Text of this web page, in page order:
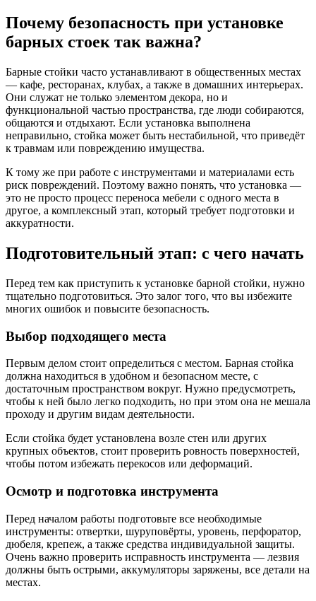
Почему безопасность при установке
барных стоек так важна?
Барные стойки часто устанавливают в общественных местах
— кафе, ресторанах, клубах, а также в домашних интерьерах.
Они служат не только элементом декора, но и
функциональной частью пространства, где люди собираются,
общаются и отдыхают. Если установка выполнена
неправильно, стойка может быть нестабильной, что приведёт
к травмам или повреждению имущества.
К тому же при работе с инструментами и материалами есть
риск повреждений. Поэтому важно понять, что установка —
это не просто процесс переноса мебели с одного места в
другое, а комплексный этап, который требует подготовки и
аккуратности.
Подготовительный этап: с чего начать
Перед тем как приступить к установке барной стойки, нужно
тщательно подготовиться. Это залог того, что вы избежите
многих ошибок и повысите безопасность.
Выбор подходящего места
Первым делом стоит определиться с местом. Барная стойка
должна находиться в удобном и безопасном месте, с
достаточным пространством вокруг. Нужно предусмотреть,
чтобы к ней было легко подходить, но при этом она не мешала
проходу и другим видам деятельности.
Если стойка будет установлена возле стен или других
крупных объектов, стоит проверить ровность поверхностей,
чтобы потом избежать перекосов или деформаций.
Осмотр и подготовка инструмента
Перед началом работы подготовьте все необходимые
инструменты: отвертки, шуруповёрты, уровень, перфоратор,
дюбеля, крепеж, а также средства индивидуальной защиты.
Очень важно проверить исправность инструмента — лезвия
должны быть острыми, аккумуляторы заряжены, все детали на
местах.